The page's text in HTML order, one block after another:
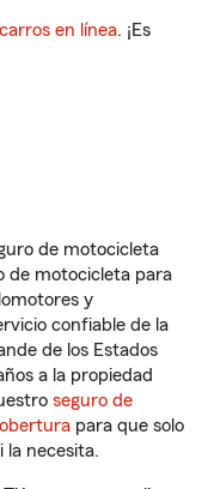
en línea. ¡Es
de motocicleta
de motocicleta para
y
confiable de la
de los Estados
a la propiedad
seguro de
para que solo
la necesita.